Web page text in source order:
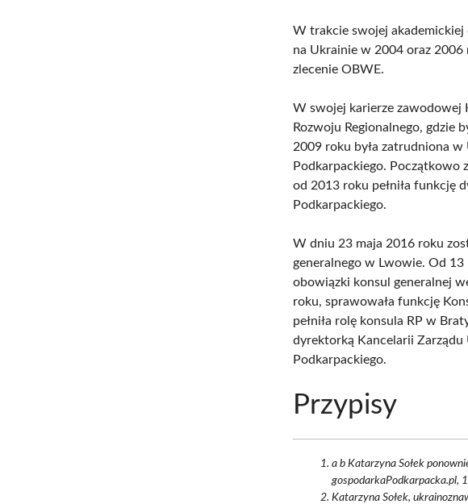
W trakcie swojej
na Ukrainie w 2004 oraz 2006
zlecenie OBWE.
W swojej karierze zawodowej
Rozwoju Regionalnego, gdzie
2009 roku była zatrudniona
Podkarpackiego. Początkowo
od 2013 roku pełniła funkcję
Podkarpackiego.
W dniu 23 maja 2016 roku
generalnego w Lwowie. Od
obowiązki konsul generalnej
roku, sprawowała funkcję
pełniła rolę konsula RP w
dyrektorką Kancelarii
Podkarpackiego.
Przypisy
a b Katarzyna Sołek
gospodarkaPodkarpacka.pl,
Katarzyna Sołek,